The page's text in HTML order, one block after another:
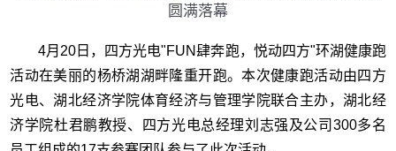
圆满落幕
4月20日，四方光电"FUN肆奔跑，悦动四方"环湖健康跑
活动在美丽的杨桥湖湖畔隆重开跑。本次健康跑活动由四方
光电、湖北经济学院体育经济与管理学院联合主办，湖北经
济学院杜君鹏教授、四方光电总经理刘志强及公司300多名